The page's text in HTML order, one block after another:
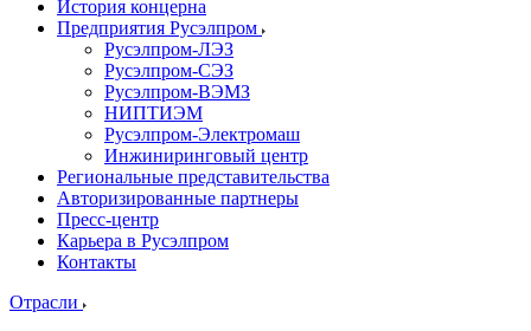
История концерна
Предприятия Русэлпром
Русэлпром-ЛЭЗ
Русэлпром-СЭЗ
Русэлпром-ВЭМЗ
НИПТИЭМ
Русэлпром-Электромаш
Инжиниринговый центр
Региональные представительства
Авторизированные партнеры
Пресс-центр
Карьера в Русэлпром
Контакты
Отрасли